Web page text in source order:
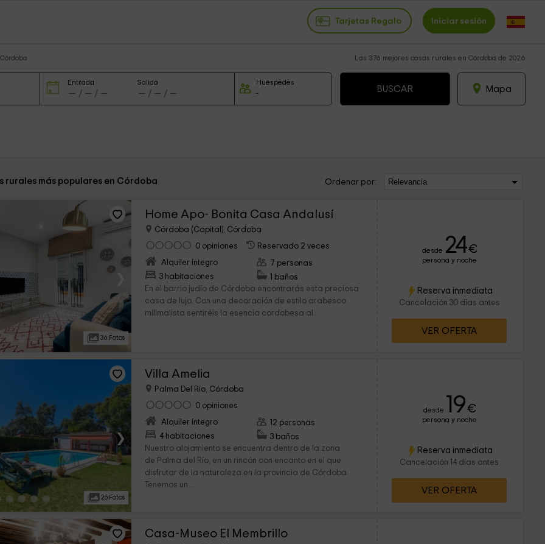
Tarjetas Regalo Iniciar sesión
Córdoba Las 376 mejores casas rurales en Córdoba de 2026
Entrada Salida Huéspedes
Mapa
rurales más populares en Córdoba Ordenar por:
36 Fotos
Home Apo- Bonita Casa Andalusí
Córdoba (Capital), Córdoba
0 opiniones
Reservado 2 veces
Alquiler íntegro
3 habitaciones
7 personas
1 baños
En el barrio judío de Córdoba encontrarás esta preciosa
casa de lujo. Con una decoración de estilo arabesco
milimalista sentiréis la esencia cordobesa al...
desde 24€
persona y noche
Reserva inmediata
Cancelación 30 días antes
VER OFERTA
›
25 Fotos
Villa Amelia
Palma Del Rio, Córdoba
0 opiniones
Alquiler íntegro
4 habitaciones
12 personas
3 baños
Nuestro alojamiento se encuentra dentro de la zona
de Palma del Río, en un rincón con encanto en el que
disfrutar de la naturaleza en la provincia de Córdoba.
Tenemos un...
desde 19€
persona y noche
Reserva inmediata
Cancelación 14 días antes
VER OFERTA
Casa-Museo El Membrillo